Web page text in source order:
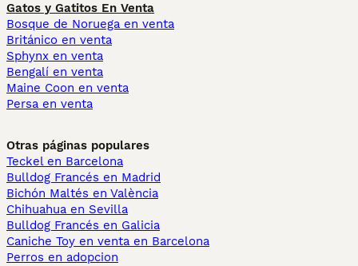
Gatos y Gatitos En Venta
Bosque de Noruega en venta
Británico en venta
Sphynx en venta
Bengalí en venta
Maine Coon en venta
Persa en venta
Otras páginas populares
Teckel en Barcelona
Bulldog Francés en Madrid
Bichón Maltés en València
Chihuahua en Sevilla
Bulldog Francés en Galicia
Caniche Toy en venta en Barcelona
Perros en adopcion